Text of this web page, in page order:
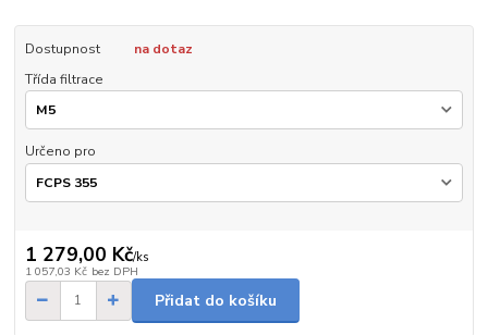
Dostupnost
na dotaz
Třída filtrace
Určeno pro
1 279,00 Kč/ks
1 057,03 Kč bez DPH
Přidat do košíku